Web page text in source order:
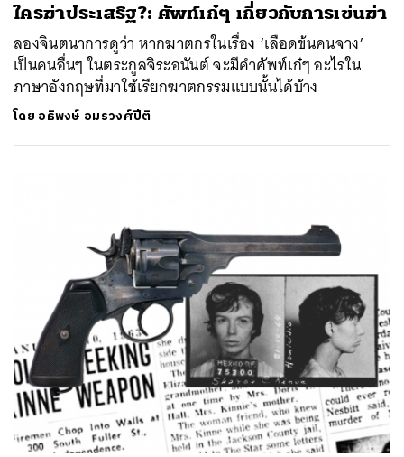
ใครฆ่าประเสริฐ?: ศัพท์เก๋ๆ เกี่ยวกับการเข่นฆ่า
ลองจินตนาการดูว่า หากฆาตกรในเรื่อง ‘เลือดข้นคนจาง’
เป็นคนอื่นๆ ในตระกูลจิระอนันต์ จะมีคำศัพท์เก๋ๆ อะไรใน
ภาษาอังกฤษที่มาใช้เรียกฆาตกรรมแบบนั้นได้บ้าง
โดย อธิพงษ์ อมรวงศ์ปีติ